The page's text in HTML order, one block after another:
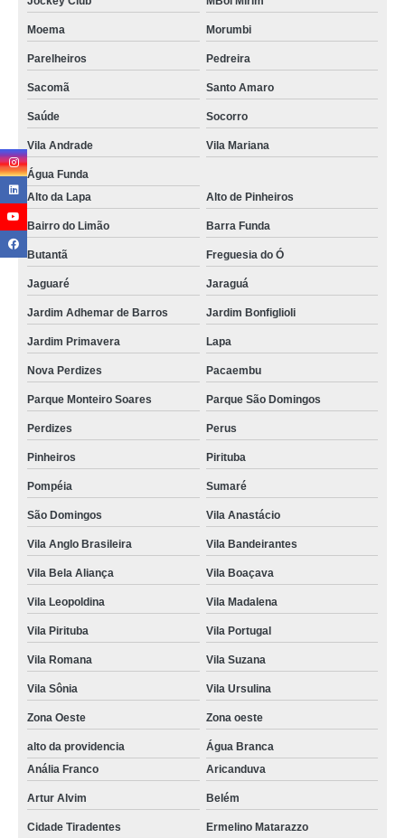
Moema Morumbi
Parelheiros Pedreira
Sacomã Santo Amaro
Saúde Socorro
Vila Andrade Vila Mariana
Água Funda
Alto da Lapa
Alto de Pinheiros
Bairro do Limão Barra Funda
Butantã Freguesia do Ó
Jaguaré Jaraguá
Jardim Adhemar de Barros Jardim Bonfiglioli
Jardim Primavera Lapa
Nova Perdizes Pacaembu
Parque Monteiro Soares Parque São Domingos
Perdizes Perus
Pinheiros Pirituba
Pompéia Sumaré
São Domingos Vila Anastácio
Vila Anglo Brasileira Vila Bandeirantes
Vila Bela Aliança Vila Boaçava
Vila Leopoldina Vila Madalena
Vila Pirituba Vila Portugal
Vila Romana Vila Suzana
Vila Sônia Vila Ursulina
Zona Oeste Zona oeste
alto da providencia
Água Branca
Anália Franco
Aricanduva
Artur Alvim Belém
Cidade Tiradentes Ermelino Matarazzo